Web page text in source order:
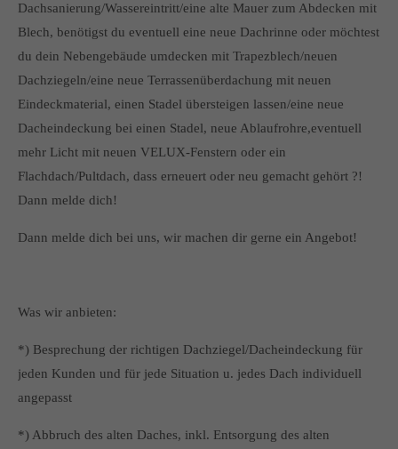
Dachsanierung/Wassereintritt/eine alte Mauer zum Abdecken mit
Blech, benötigst du eventuell eine neue Dachrinne oder möchtest
du dein Nebengebäude umdecken mit Trapezblech/neuen
Dachziegeln/eine neue Terrassenüberdachung mit neuen
Eindeckmaterial, einen Stadel übersteigen lassen/eine neue
Dacheindeckung bei einen Stadel, neue Ablaufrohre,eventuell
mehr Licht mit neuen VELUX-Fenstern oder ein
Flachdach/Pultdach, dass erneuert oder neu gemacht gehört ?!
Dann melde dich!
Dann melde dich bei uns, wir machen dir gerne ein Angebot!
Was wir anbieten:
*) Besprechung der richtigen Dachziegel/Dacheindeckung für
jeden Kunden und für jede Situation u. jedes Dach individuell
angepasst
*) Abbruch des alten Daches, inkl. Entsorgung des alten